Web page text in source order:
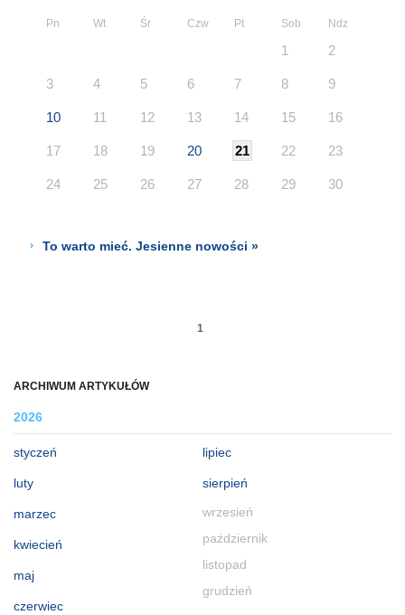
ARCHIWUM ARTYKUŁÓW
2026
styczeń
luty
marzec
kwiecień
maj
czerwiec
lipiec
sierpień
wrzesień
październik
listopad
grudzień
Pn Wt Śr Czw Pt Sob Ndz
1 2
3 4 5 6 7 8 9
10 11 12 13 14 15 16
17 18 19 20 21 22 23
24 25 26 27 28 29 30
To warto mieć. Jesienne nowości »
1